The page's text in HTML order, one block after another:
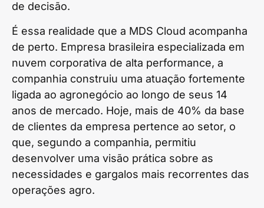
de decisão.
É essa realidade que a MDS Cloud acompanha
de perto. Empresa brasileira especializada em
nuvem corporativa de alta performance, a
companhia construiu uma atuação fortemente
ligada ao agronegócio ao longo de seus 14
anos de mercado. Hoje, mais de 40% da base
de clientes da empresa pertence ao setor, o
que, segundo a companhia, permitiu
desenvolver uma visão prática sobre as
necessidades e gargalos mais recorrentes das
operações agro.